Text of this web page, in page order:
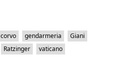
corvo gendarmeria
Giani
Ratzinger
vaticano